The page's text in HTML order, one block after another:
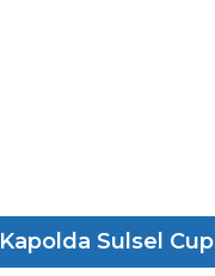
Kapolda Sulsel Cup